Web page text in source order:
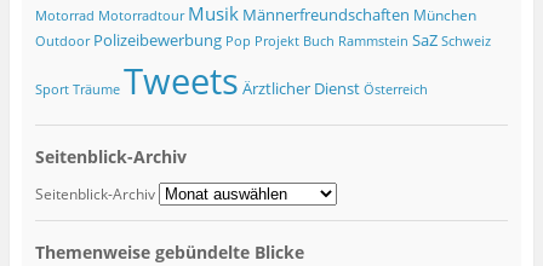
Motorrad Motorradtour Musik Männerfreundschaften München
Outdoor Polizeibewerbung Pop Projekt Buch Rammstein SaZ Schweiz
Sport Träume Tweets Ärztlicher Dienst Österreich
Seitenblick-Archiv
Seitenblick-Archiv
Themenweise gebündelte Blicke